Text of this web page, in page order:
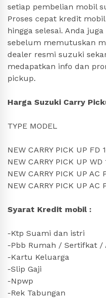
setiap pembelian mobil
Proses cepat kredit
hingga selesai. Anda
sebelum memutuskan
dealer resmi suzuki
medapatkan info dan
pickup.
Harga Suzuki Carry
TYPE MODEL
NEW CARRY PICK UP FD
NEW CARRY PICK UP
NEW CARRY PICK UP AC
NEW CARRY PICK UP AC
Syarat Kredit mobil :
-Ktp Suami dan istri
-Pbb Rumah / Sertifkat /
-Kartu Keluarga
-Slip Gaji
-Npwp
-Rek Tabungan